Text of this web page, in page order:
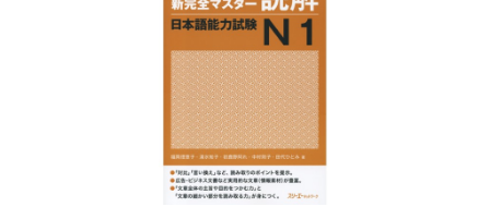
出版社名で絞り込む
著者名で絞り込む